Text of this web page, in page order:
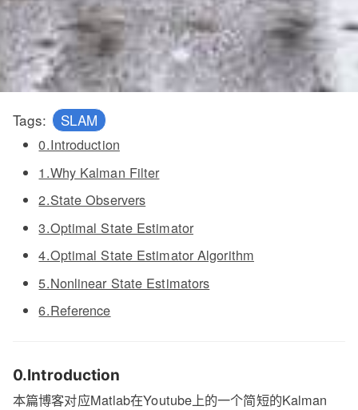
Tags: SLAM
0.Introduction
1.Why Kalman Filter
2.State Observers
3.Optimal State Estimator
4.Optimal State Estimator Algorithm
5.Nonlinear State Estimators
6.Reference
0.Introduction
本篇博客对应Matlab在Youtube上的一个简短的Kalman